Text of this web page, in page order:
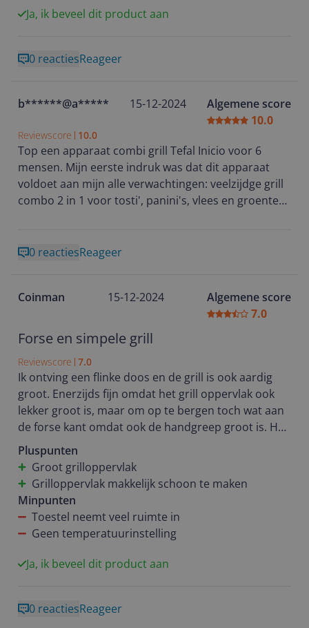
Ja, ik beveel dit product aan
0 reactiesReageer
b******@a***** 15-12-2024
Algemene score
10.0
Reviewscore 10.0
Top een apparaat combi grill Tefal Inicio voor 6
mensen. Mijn eerste indruk was dat dit apparaat
voldoet aan mijn alle verwachtingen: veelzijdge grill
combo 2 in 1 voor tosti', panini's, vlees en groenten,
de gril geeft zelf aan wanneer hij op hoogste
reparateurs.
0 reactiesReageer
Coinman 15-12-2024
Algemene score
7.0
Forse en simpele grill
Reviewscore 7.0
Ik ontving een flinke doos en de grill is ook aardig
groot. Enerzijds fijn omdat het grill oppervlak ook
lekker groot is, maar om op te bergen toch wat aan
de forse kant omdat ook de handgreep groot is. Het
toestel kent geen temperatuurinstelling en wordt
lekker snel warm. Ik mis de temperatuurinstelling
niet, maar kan me voorstellen dat voor sommige
gerechten dat handig kan zijn. Hier in huis worden
alleen tosties en pannini's gemaakt dus wij vinden
het prima. Schoonmaken gaat ook makkelijk door de
antiaanbaklasg. De bakplaat kan niet worden
verwijderd. Ik verwacht dat op den duur het
Pluspunten
Groot grilloppervlak
Grilloppervlak makkelijk schoon te maken
Minpunten
Toestel neemt veel ruimte in
Geen temperatuurinstelling
Ja, ik beveel dit product aan
0 reactiesReageer